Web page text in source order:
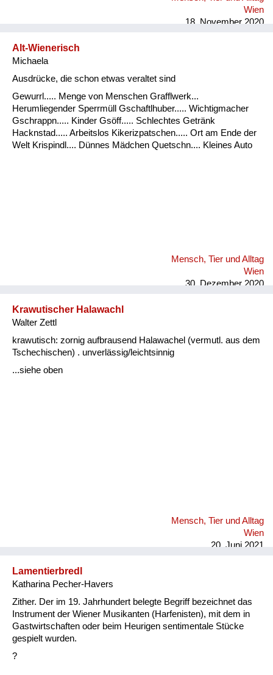
Grenze derBritischen Besatzungszone ihren Dienst versahen,
kennen. Hin und wieder bekamen wir von ihnen solchen
Lahnsattel. ...
Wien
18. November 2020
Alt-Wienerisch
Michaela
Ausdrücke, die schon etwas veraltet sind
Gewurrl..... Menge von Menschen Grafflwerk...
Herumliegender Sperrmüll Gschaftlhuber..... Wichtigmacher
Gschrappn..... Kinder Gsöff..... Schlechtes Getränk
Hacknstad..... Arbeitslos Kikerizpatschen..... Ort am Ende der
Welt Krispindl.... Dünnes Mädchen Quetschn.... Kleines Auto
Mensch, Tier und Alltag
Wien
30. Dezember 2020
Krawutischer Halawachl
Walter Zettl
krawutisch: zornig aufbrausend Halawachel (vermutl. aus dem
Tschechischen) . unverlässig/leichtsinnig
...siehe oben
Mensch, Tier und Alltag
Wien
20. Juni 2021
Lamentierbredl
Katharina Pecher-Havers
Zither. Der im 19. Jahrhundert belegte Begriff bezeichnet das
Instrument der Wiener Musikanten (Harfenisten), mit dem in
Gastwirtschaften oder beim Heurigen sentimentale Stücke
gespielt wurden.
?